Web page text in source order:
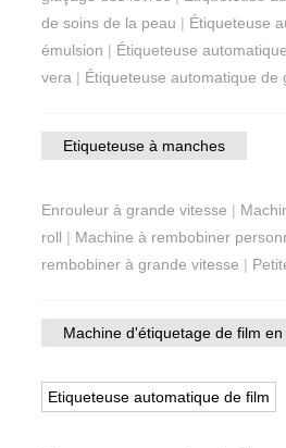
de soins de la peau | Étiqueteuse
émulsion | Étiqueteuse
vera | Étiqueteuse automatique de
Etiqueteuse à manches
Enrouleur à grande vitesse |
roll | Machine à rembobiner
rembobiner à grande vitesse |
Machine d'étiquetage de film
Etiqueteuse automatique de film